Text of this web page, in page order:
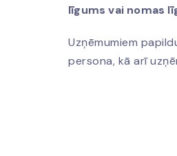
līgums vai nomas
Uzņēmumiem
persona, kā arī